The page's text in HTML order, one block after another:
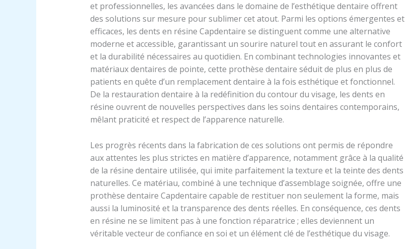
et professionnelles, les avancées dans le domaine de l’esthétique dentaire offrent
des solutions sur mesure pour sublimer cet atout. Parmi les options émergentes et
efficaces, les dents en résine Capdentaire se distinguent comme une alternative
moderne et accessible, garantissant un sourire naturel tout en assurant le confort
et la durabilité nécessaires au quotidien. En combinant technologies innovantes et
matériaux dentaires de pointe, cette prothèse dentaire séduit de plus en plus de
patients en quête d’un remplacement dentaire à la fois esthétique et fonctionnel.
De la restauration dentaire à la redéfinition du contour du visage, les dents en
résine ouvrent de nouvelles perspectives dans les soins dentaires contemporains,
mêlant praticité et respect de l’apparence naturelle.
Les progrès récents dans la fabrication de ces solutions ont permis de répondre
aux attentes les plus strictes en matière d’apparence, notamment grâce à la qualité
de la résine dentaire utilisée, qui imite parfaitement la texture et la teinte des dents
naturelles. Ce matériau, combiné à une technique d’assemblage soignée, offre une
prothèse dentaire Capdentaire capable de restituer non seulement la forme, mais
aussi la luminosité et la transparence des dents réelles. En conséquence, ces dents
en résine ne se limitent pas à une fonction réparatrice ; elles deviennent un
véritable vecteur de confiance en soi et un élément clé de l’esthétique du visage.